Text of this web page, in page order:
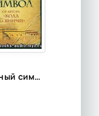
Утраченный символ - Дэн Браун